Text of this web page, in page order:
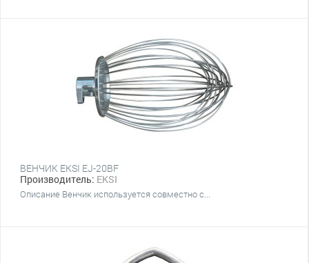
ВЕНЧИК EKSI EJ-20BF
Производитель: EKSI
Описание Венчик используется совместно с...